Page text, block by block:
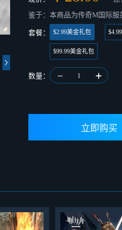
鉴于：本商品为传奇M国际服
套餐： $2.99美金礼包
$99.99美金礼包
数量： 1